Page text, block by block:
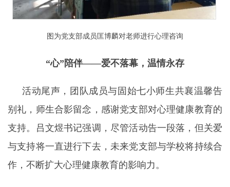
图为党支部成员匡博麟对老师进行心理咨询
“心”陪伴——爱不落幕，温情永存
活动尾声，团队成员与固始七小师生共襄温馨告
别礼，师生合影留念，感谢党支部对心理健康教育的
支持。吕文煜书记强调，尽管活动告一段落，但关爱
与支持将一直进行下去，未来党支部与学校将持续合
作，不断扩大心理健康教育的影响力。